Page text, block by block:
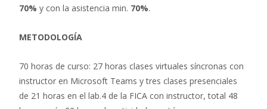
70% y con la asistencia min. 70%.
METODOLOGÍA
70 horas de curso: 27 horas clases virtuales síncronas con
instructor en Microsoft Teams y tres clases presenciales
de 21 horas en el lab.4 de la FICA con instructor, total 48